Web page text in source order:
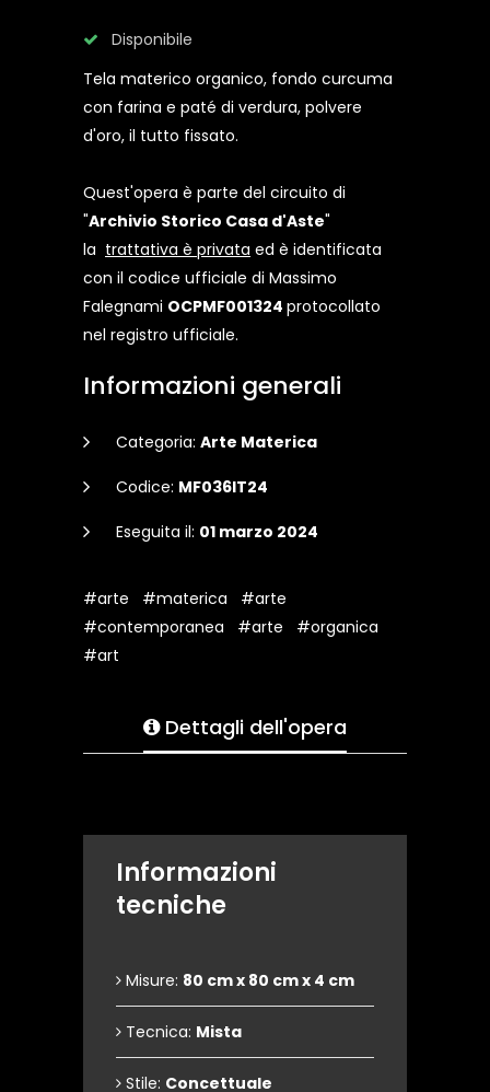
Disponibile
Tela materico organico, fondo curcuma
con farina e paté di verdura, polvere
d'oro, il tutto fissato.
Quest'opera è parte del circuito di
"Archivio Storico Casa d'Aste"
la trattativa è privata ed è identificata
con il codice ufficiale di Massimo
Falegnami OCPMF001324 protocollato
nel registro ufficiale.
Informazioni generali
Categoria: Arte Materica
Codice: MF036IT24
Eseguita il: 01 marzo 2024
#arte #materica
#arte
#contemporanea
#arte
#organica
#art
Dettagli dell'opera
Informazioni
tecniche
Misure: 80 cm x 80 cm x 4 cm
Tecnica: Mista
Stile: Concettuale